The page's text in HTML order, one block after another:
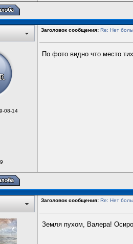
Заголовок сообщения: Re: Нет
08-14
По фото видно что место
Заголовок сообщения: Re: Нет
Земля пухом, Валера!